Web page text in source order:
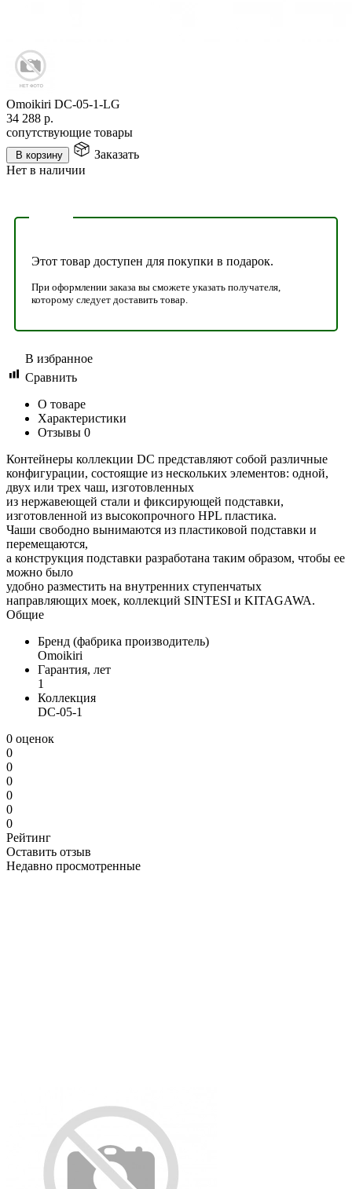
Omoikiri DC-05-1-LG
34 288 р.
сопутствующие товары
В корзину
Заказать
Нет в наличии
Этот товар доступен для покупки в подарок.
При оформлении заказа вы сможете указать получателя,
которому следует доставить товар.
В избранное
Сравнить
О товаре
Характеристики
Отзывы 0
Контейнеры коллекции DC представляют собой различные
конфигурации, состоящие из нескольких элементов: одной,
двух или трех чаш, изготовленных
из нержавеющей стали и фиксирующей подставки,
изготовленной из высокопрочного HPL пластика.
Чаши свободно вынимаются из пластиковой подставки и
перемещаются,
а конструкция подставки разработана таким образом, чтобы ее
можно было
удобно разместить на внутренних ступенчатых
направляющих моек, коллекций SINTESI и KITAGAWA.
Общие
Бренд (фабрика производитель)
Omoikiri
Гарантия, лет
1
Коллекция
DC-05-1
0 оценок
0
0
0
0
0
0
Рейтинг
Оставить отзыв
Недавно просмотренные